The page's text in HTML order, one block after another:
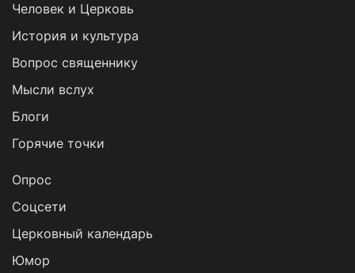
Человек и Церковь
История и культура
Вопрос священнику
Мысли вслух
Блоги
Горячие точки
Опрос
Cоцсети
Церковный календарь
Юмор